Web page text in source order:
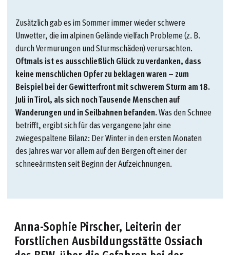
Zusätzlich gab es im Sommer immer wieder schwere
Unwetter, die im alpinen Gelände vielfach Probleme (z. B.
durch Vermurungen und Sturmschäden) verursachten.
Oftmals ist es ausschließlich Glück zu verdanken, dass
keine menschlichen Opfer zu beklagen waren – zum
Beispiel bei der Gewitterfront mit schwerem Sturm am 18.
Juli in Tirol, als sich noch Tausende Menschen auf
Wanderungen und in Seilbahnen befanden.Was den Schnee
betrifft, ergibt sich für das vergangene Jahr eine
zwiegespaltene Bilanz: Der Winter in den ersten Monaten
des Jahres war vor allem auf den Bergen oft einer der
schneeärmsten seit Beginn der Aufzeichnungen.
Anna-Sophie Pirscher, Leiterin der
Forstlichen Ausbildungsstätte Ossiach